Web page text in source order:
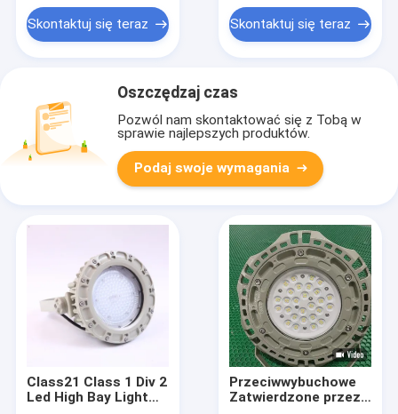
Skontaktuj się teraz Skontaktuj się teraz
Oszczędzaj czas
Pozwól nam skontaktować się z Tobą w
sprawie najlepszych produktów.
Podaj swoje wymagania
Class21 Class 1 Div 2
Led High Bay Light
Przeciwwybuchowe
Zatwierdzone przez